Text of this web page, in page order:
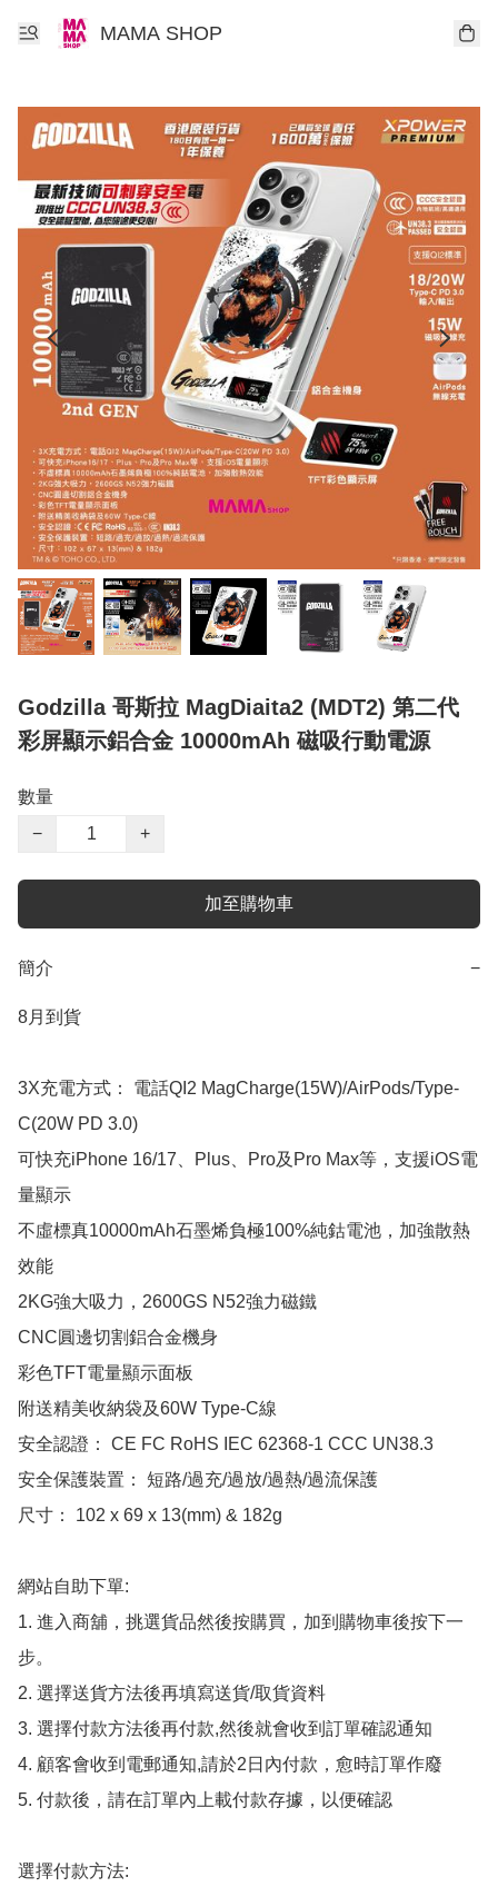
MAMA SHOP
Godzilla 哥斯拉 MagDiaita2 (MDT2) 第二代
彩屏顯示鋁合金 10000mAh 磁吸行動電源
數量
−
+
加至購物車
簡介 −
8月到貨
3X充電方式： 電話QI2 MagCharge(15W)/AirPods/Type-
C(20W PD 3.0)
可快充iPhone 16/17、Plus、Pro及Pro Max等，支援iOS電
量顯示
不虛標真10000mAh石墨烯負極100%純鈷電池，加強散熱
效能
2KG強大吸力，2600GS N52強力磁鐵
CNC圓邊切割鋁合金機身
彩色TFT電量顯示面板
附送精美收納袋及60W Type-C線
安全認證： CE FC RoHS IEC 62368-1 CCC UN38.3
安全保護裝置： 短路/過充/過放/過熱/過流保護
尺寸： 102 x 69 x 13(mm) & 182g
網站自助下單:
1. 進入商舖，挑選貨品然後按購買，加到購物車後按下一
步。
2. 選擇送貨方法後再填寫送貨/取貨資料
3. 選擇付款方法後再付款,然後就會收到訂單確認通知
4. 顧客會收到電郵通知,請於2日內付款，愈時訂單作廢
5. 付款後，請在訂單內上載付款存據，以便確認
選擇付款方法: